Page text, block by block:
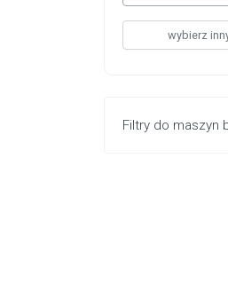
wybierz
Filtry do maszyn